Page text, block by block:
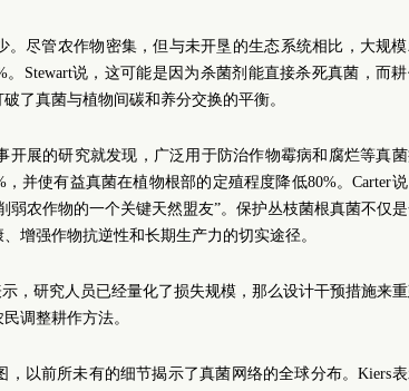
。尽管农作物密集，但与未开垦的生态系统相比，大规
Stewart说，这可能是因为杀菌剂能直接杀死真菌，而耕
了真菌与植物间碳和养分交换的平衡。
开展的研究就发现，广泛用于防治作物霉病和腐烂等真
并使有益真菌在植物根部的定殖程度降低80%。Carter
弱农作物的一个关键天然盟友”。保护丛枝菌根真菌不仅
增强作物抗逆性和长期生产力的切实途径。
，研究人员已经量化了损失规模，那么设计干预措施来
调整耕作方法。
，以前所未有的细节揭示了真菌网络的全球分布。Kiers表